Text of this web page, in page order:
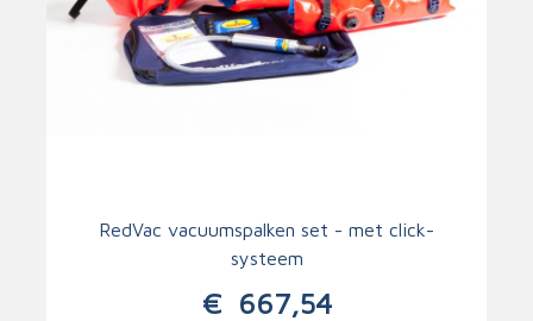
RedVac vacuumspalken set - met click-
systeem
€667,54